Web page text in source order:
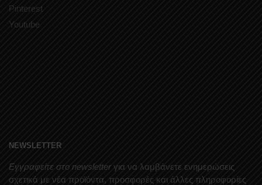
Pinterest
Youtube
NEWSLETTER
Εγγραφείτε στο newsletterγια να λαμβάνετε ενημερώσεις
σχετικά με νέα προϊόντα, προσφορές και άλλες πληροφορίες